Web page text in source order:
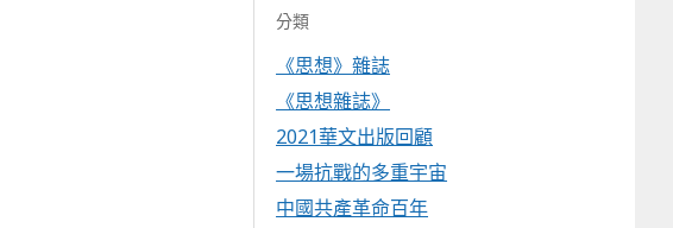
分類
《思想》雜誌
《思想雜誌》
2021華文出版回顧
一場抗戰的多重宇宙
中國共產革命百年